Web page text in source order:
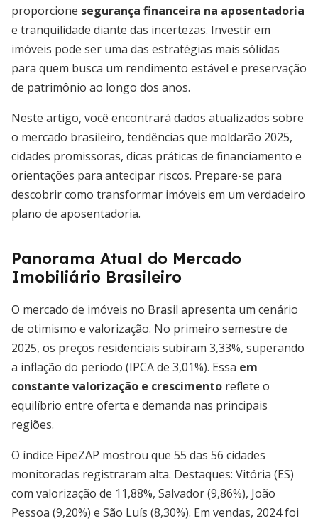
proporcione segurança financeira na aposentadoria
e tranquilidade diante das incertezas. Investir em
imóveis pode ser uma das estratégias mais sólidas
para quem busca um rendimento estável e preservação
de patrimônio ao longo dos anos.
Neste artigo, você encontrará dados atualizados sobre
o mercado brasileiro, tendências que moldarão 2025,
cidades promissoras, dicas práticas de financiamento e
orientações para antecipar riscos. Prepare-se para
descobrir como transformar imóveis em um verdadeiro
plano de aposentadoria.
Panorama Atual do Mercado
Imobiliário Brasileiro
O mercado de imóveis no Brasil apresenta um cenário
de otimismo e valorização. No primeiro semestre de
2025, os preços residenciais subiram 3,33%, superando
a inflação do período (IPCA de 3,01%). Essa em
constante valorização e crescimento reflete o
equilíbrio entre oferta e demanda nas principais
regiões.
O índice FipeZAP mostrou que 55 das 56 cidades
monitoradas registraram alta. Destaques: Vitória (ES)
com valorização de 11,88%, Salvador (9,86%), João
Pessoa (9,20%) e São Luís (8,30%). Em vendas, 2024 foi